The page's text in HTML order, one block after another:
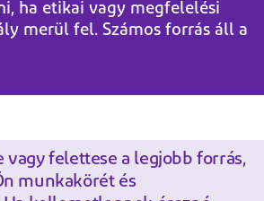
ha etikai vagy megfelelési
merül fel. Számos forrás áll a
vagy felettese a legjobb forrás,
munkakörét és